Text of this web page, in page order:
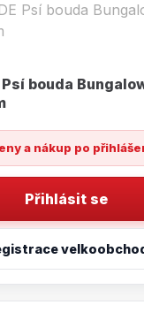
Psí bouda
a nákup po
Přihlásit se